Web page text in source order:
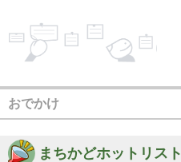
おでかけ
まちかどホットリスト